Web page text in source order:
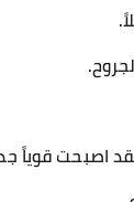
اصبحت قوياً